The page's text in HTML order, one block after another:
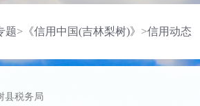
题> 《信用中国(吉林梨树)》 >信用动态
县税务局